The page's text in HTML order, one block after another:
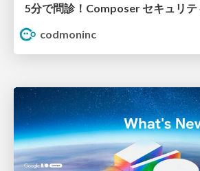
5分で問診！Composer セキュリ
codmoninc